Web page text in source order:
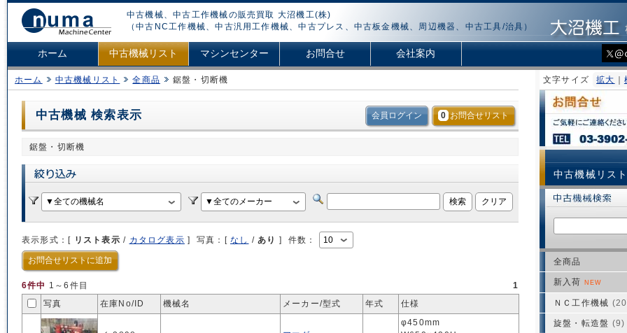
中古機械、中古工作機械の販売買取 大沼機工(株)
（中古NC工作機械、中古汎用工作機械、中古プレス、中古板金機械、周辺機器、中古工具/治具）
ホーム 中古機械リスト マシンセンター お問合せ 会社案内
ホーム 中古機械リスト 全商品 鋸盤・切断機
0 お問合せリスト
会員ログイン
中古機械 検索表示
鋸盤・切断機
表示形式：[ リスト表示 / カタログ表示 ] 写真：[ なし / あり ] 件数：
お問合せリストに追加
6件中 1～6件目
1
写真
在庫No/ID 機械名 メーカー/型式 年式 仕様
φ450mm
文字サイズ 拡大
中古機械リスト
全商品
新入荷 NEW
ＮＣ工作機械
旋盤・転造盤 (9)